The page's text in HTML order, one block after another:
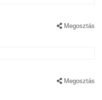
Megosztás
Megosztás